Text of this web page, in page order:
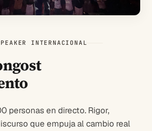
INTERNACIONAL
personas en directo. Rigor,
que empuja al cambio real